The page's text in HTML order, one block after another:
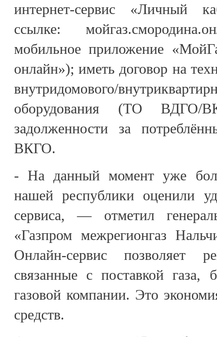
интернет-сервис «Личный
ссылке:
мобильное приложение
онлайн»); иметь договор на
внутридомового/
оборудования (ТО
задолженности за
ВКГО.
- На данный момент уже
нашей республики оценили
сервиса, — отметил
«Газпром межрегионгаз
Онлайн-сервис позволяет
связанные с поставкой газа,
газовой компании. Это
средств.